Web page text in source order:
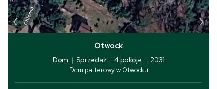
Otwock
Dom | Sprzedaż | 4 pokoje | 2031
Dom parterowy w Otwocku